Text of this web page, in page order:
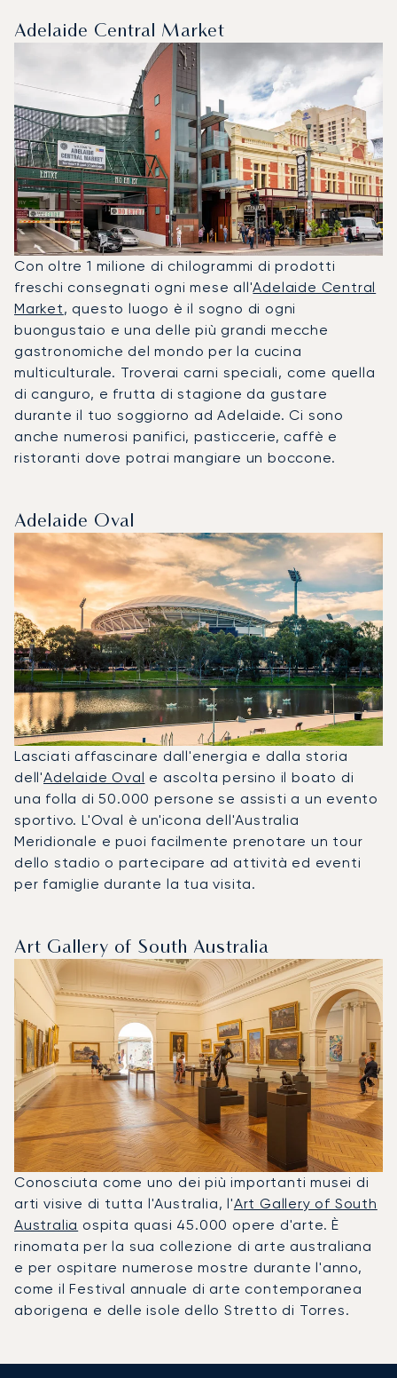
Adelaide Central Market
Con oltre 1 milione di chilogrammi di prodotti
freschi consegnati ogni mese all'Adelaide Central
Market, questo luogo è il sogno di ogni
buongustaio e una delle più grandi mecche
gastronomiche del mondo per la cucina
multiculturale. Troverai carni speciali, come quella
di canguro, e frutta di stagione da gustare
durante il tuo soggiorno ad Adelaide. Ci sono
anche numerosi panifici, pasticcerie, caffè e
ristoranti dove potrai mangiare un boccone.
Adelaide Oval
Lasciati affascinare dall'energia e dalla storia
dell'Adelaide Oval e ascolta persino il boato di
una folla di 50.000 persone se assisti a un evento
sportivo. L'Oval è un'icona dell'Australia
Meridionale e puoi facilmente prenotare un tour
dello stadio o partecipare ad attività ed eventi
per famiglie durante la tua visita.
Art Gallery of South Australia
Conosciuta come uno dei più importanti musei di
arti visive di tutta l'Australia, l'Art Gallery of South
Australia ospita quasi 45.000 opere d'arte. È
rinomata per la sua collezione di arte australiana
e per ospitare numerose mostre durante l'anno,
come il Festival annuale di arte contemporanea
aborigena e delle isole dello Stretto di Torres.